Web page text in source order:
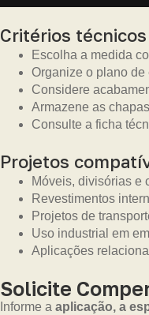
Critérios
Escolha a medida
Organize o plano
Considere
Armazene as
Consulte a ficha
Projetos
Móveis, divisórias e
Revestimentos
Projetos de
Uso industrial em
Aplicações
Solicite
Informe a aplicação, a